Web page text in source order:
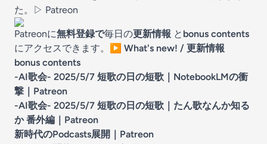
た。▷ Patreon
Patreonに無料登録で毎日の更新情報 と bonus contents
にアクセスできます。
▶️ What's new! / 更新情報
bonus contents
-AI歌会- 2025/5/7 短歌の日の短歌｜NotebookLMの衝
撃 ｜Patreon
-AI歌会- 2025/5/7 短歌の日の短歌｜たん歌なんか知る
か 番外編 ｜Patreon
新時代のPodcasts展開 ｜Patreon